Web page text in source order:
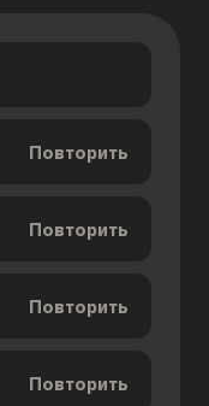
Повторить
Повторить
Повторить
Повторить